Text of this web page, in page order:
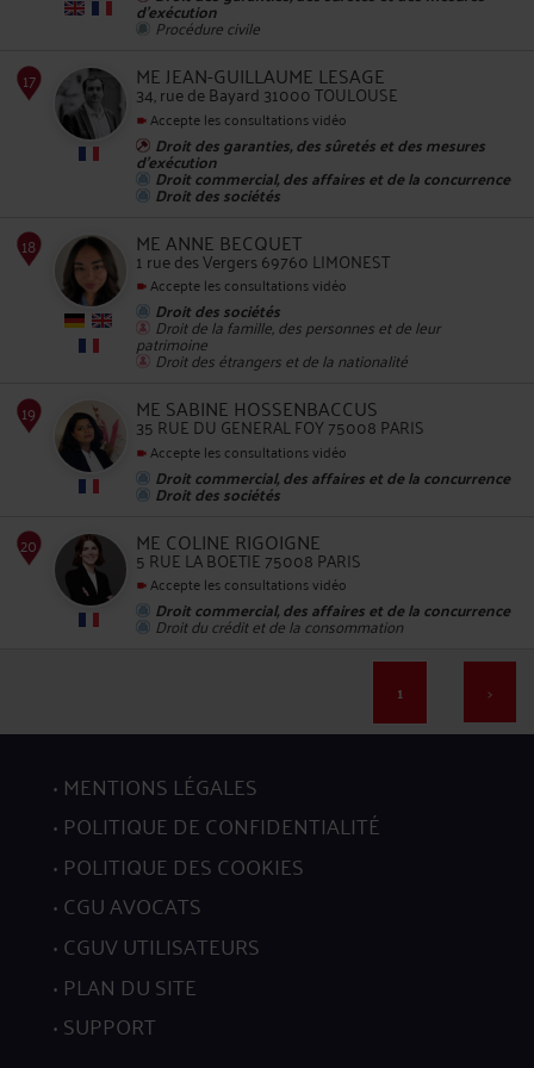
14
15
d'exécution
Procédure civile
ME JEAN-GUILLAUME LESAGE
34, rue de Bayard 31000 TOULOUSE
Accepte les consultations vidéo
Droit des garanties, des sûretés et des mesures
d'exécution
Droit commercial, des affaires et de la concurrence
Droit des sociétés
ME ANNE BECQUET
1 rue des Vergers 69760 LIMONEST
Accepte les consultations vidéo
Droit des sociétés
Droit de la famille, des personnes et de leur
patrimoine
Droit des étrangers et de la nationalité
ME SABINE HOSSENBACCUS
35 RUE DU GENERAL FOY 75008 PARIS
Accepte les consultations vidéo
Droit commercial, des affaires et de la concurrence
Droit des sociétés
ME COLINE RIGOIGNE
5 RUE LA BOETIE 75008 PARIS
Accepte les consultations vidéo
Droit commercial, des affaires et de la concurrence
Droit du crédit et de la consommation
1 >
MENTIONS LÉGALES
POLITIQUE DE CONFIDENTIALITÉ
POLITIQUE DES COOKIES
CGU AVOCATS
CGUV UTILISATEURS
PLAN DU SITE
SUPPORT